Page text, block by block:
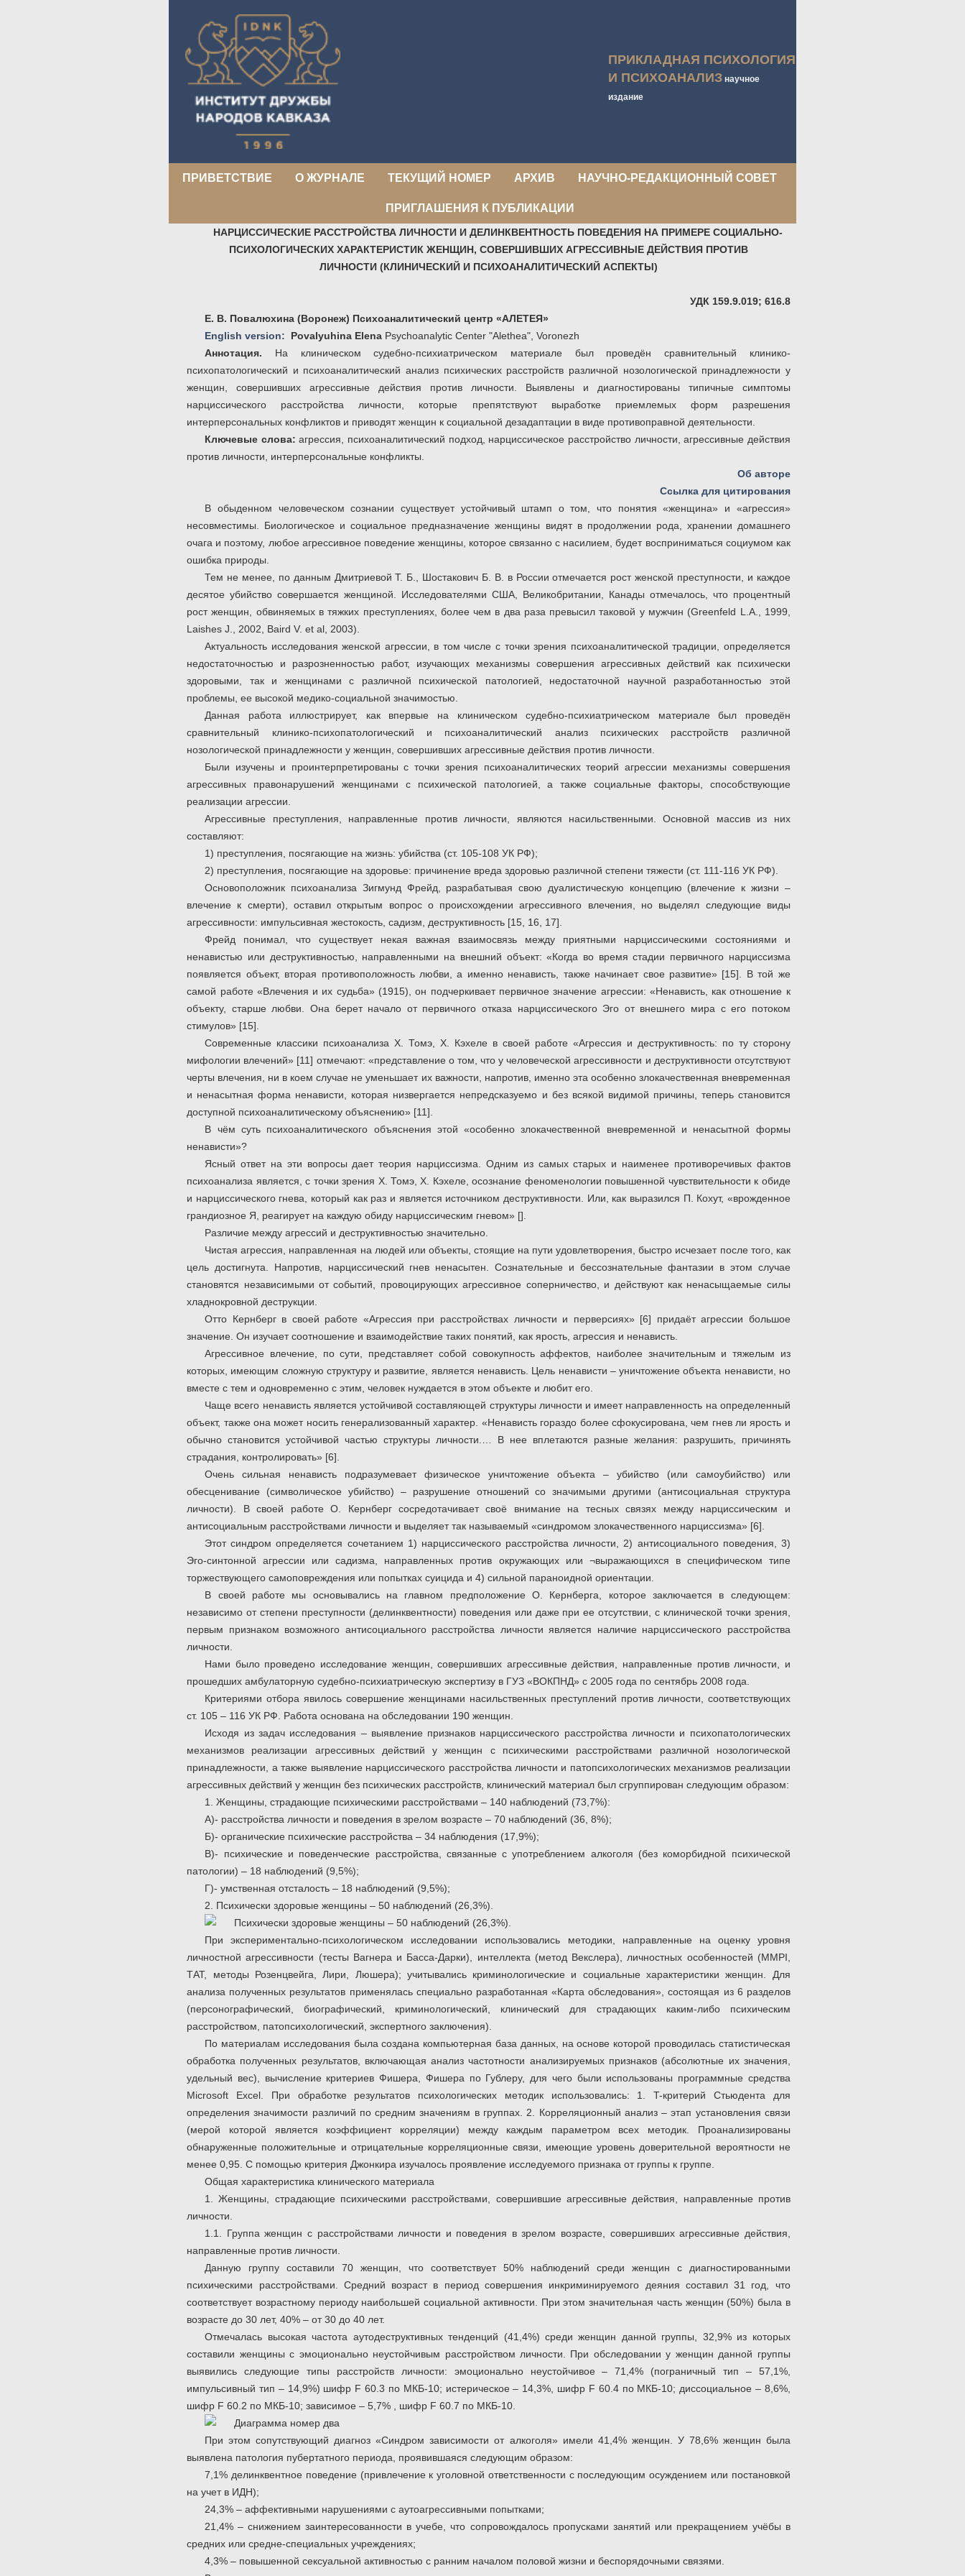
ПРИКЛАДНАЯ ПСИХОЛОГИЯ
И ПСИХОАНАЛИЗ научное
издание
ПРИВЕТСТВИЕ О ЖУРНАЛЕ ТЕКУЩИЙ НОМЕР АРХИВ НАУЧНО-РЕДАКЦИОННЫЙ СОВЕТ
ПРИГЛАШЕНИЯ К ПУБЛИКАЦИИ
НАРЦИССИЧЕСКИЕ РАССТРОЙСТВА ЛИЧНОСТИ И ДЕЛИНКВЕНТНОСТЬ ПОВЕДЕНИЯ НА ПРИМЕРЕ СОЦИАЛЬНО-
ПСИХОЛОГИЧЕСКИХ ХАРАКТЕРИСТИК ЖЕНЩИН, СОВЕРШИВШИХ АГРЕССИВНЫЕ ДЕЙСТВИЯ ПРОТИВ
ЛИЧНОСТИ (КЛИНИЧЕСКИЙ И ПСИХОАНАЛИТИЧЕСКИЙ АСПЕКТЫ)
УДК 159.9.019; 616.8
Е. В. Повалюхина (Воронеж) Психоаналитический центр «АЛЕТЕЯ»
English version:
Povalyuhina Elena Psychoanalytic Center "Alethea", Voronezh
Аннотация. На клиническом судебно-психиатрическом материале был проведён сравнительный клинико-
психопатологический и психоаналитический анализ психических расстройств различной нозологической принадлежности у
женщин, совершивших агрессивные действия против личности. Выявлены и диагностированы типичные симптомы
нарциссического расстройства личности, которые препятствуют выработке приемлемых форм разрешения
интерперсональных конфликтов и приводят женщин к социальной дезадаптации в виде противоправной деятельности.
Ключевые слова:агрессия, психоаналитический подход, нарциссическое расстройство личности, агрессивные действия
против личности, интерперсональные конфликты.
Об авторе
Ссылка для цитирования
В обыденном человеческом сознании существует устойчивый штамп о том, что понятия «женщина» и «агрессия»
несовместимы. Биологическое и социальное предназначение женщины видят в продолжении рода, хранении домашнего
очага и поэтому, любое агрессивное поведение женщины, которое связанно с насилием, будет восприниматься социумом как
ошибка природы.
Тем не менее, по данным Дмитриевой Т. Б., Шостакович Б. В. в России отмечается рост женской преступности, и каждое
десятое убийство совершается женщиной. Исследователями США, Великобритании, Канады отмечалось, что процентный
рост женщин, обвиняемых в тяжких преступлениях, более чем в два раза превысил таковой у мужчин (Greenfeld L.A., 1999,
Laishes J., 2002, Baird V. et al, 2003).
Актуальность исследования женской агрессии, в том числе с точки зрения психоаналитической традиции, определяется
недостаточностью и разрозненностью работ, изучающих механизмы совершения агрессивных действий как психически
здоровыми, так и женщинами с различной психической патологией, недостаточной научной разработанностью этой
проблемы, ее высокой медико-социальной значимостью.
Данная работа иллюстрирует, как впервые на клиническом судебно-психиатрическом материале был проведён
сравнительный клинико-психопатологический и психоаналитический анализ психических расстройств различной
нозологической принадлежности у женщин, совершивших агрессивные действия против личности.
Были изучены и проинтерпретированы с точки зрения психоаналитических теорий агрессии механизмы совершения
агрессивных правонарушений женщинами с психической патологией, а также социальные факторы, способствующие
реализации агрессии.
Агрессивные преступления, направленные против личности, являются насильственными. Основной массив из них
составляют:
1) преступления, посягающие на жизнь: убийства (ст. 105-108 УК РФ);
2) преступления, посягающие на здоровье: причинение вреда здоровью различной степени тяжести (ст. 111-116 УК РФ).
Основоположник психоанализа Зигмунд Фрейд, разрабатывая свою дуалистическую концепцию (влечение к жизни –
влечение к смерти), оставил открытым вопрос о происхождении агрессивного влечения, но выделял следующие виды
агрессивности: импульсивная жестокость, садизм, деструктивность [15, 16, 17].
Фрейд понимал, что существует некая важная взаимосвязь между приятными нарциссическими состояниями и
ненавистью или деструктивностью, направленными на внешний объект: «Когда во время стадии первичного нарциссизма
появляется объект, вторая противоположность любви, а именно ненависть, также начинает свое развитие» [15]. В той же
самой работе «Влечения и их судьба» (1915), он подчеркивает первичное значение агрессии: «Ненависть, как отношение к
объекту, старше любви. Она берет начало от первичного отказа нарциссического Эго от внешнего мира с его потоком
стимулов» [15].
Современные классики психоанализа Х. Томэ, Х. Кэхеле в своей работе «Агрессия и деструктивность: по ту сторону
мифологии влечений» [11] отмечают: «представление о том, что у человеческой агрессивности и деструктивности отсутствуют
черты влечения, ни в коем случае не уменьшает их важности, напротив, именно эта особенно злокачественная вневременная
и ненасытная форма ненависти, которая низвергается непредсказуемо и без всякой видимой причины, теперь становится
доступной психоаналитическому объяснению» [11].
В чём суть психоаналитического объяснения этой «особенно злокачественной вневременной и ненасытной формы
ненависти»?
Ясный ответ на эти вопросы дает теория нарциссизма. Одним из самых старых и наименее противоречивых фактов
психоанализа является, с точки зрения Х. Томэ, Х. Кэхеле, осознание феноменологии повышенной чувствительности к обиде
и нарциссического гнева, который как раз и является источником деструктивности. Или, как выразился П. Кохут, «врожденное
грандиозное Я, реагирует на каждую обиду нарциссическим гневом» [].
Различие между агрессий и деструктивностью значительно.
Чистая агрессия, направленная на людей или объекты, стоящие на пути удовлетворения, быстро исчезает после того, как
цель достигнута. Напротив, нарциссический гнев ненасытен. Сознательные и бессознательные фантазии в этом случае
становятся независимыми от событий, провоцирующих агрессивное соперничество, и действуют как ненасыщаемые силы
хладнокровной деструкции.
Отто Кернберг в своей работе «Агрессия при расстройствах личности и перверсиях» [6] придаёт агрессии большое
значение. Он изучает соотношение и взаимодействие таких понятий, как ярость, агрессия и ненависть.
Агрессивное влечение, по сути, представляет собой совокупность аффектов, наиболее значительным и тяжелым из
которых, имеющим сложную структуру и развитие, является ненависть. Цель ненависти – уничтожение объекта ненависти, но
вместе с тем и одновременно с этим, человек нуждается в этом объекте и любит его.
Чаще всего ненависть является устойчивой составляющей структуры личности и имеет направленность на определенный
объект, также она может носить генерализованный характер. «Ненависть гораздо более сфокусирована, чем гнев ли ярость и
обычно становится устойчивой частью структуры личности.… В нее вплетаются разные желания: разрушить, причинять
страдания, контролировать» [6].
Очень сильная ненависть подразумевает физическое уничтожение объекта – убийство (или самоубийство) или
обесценивание (символическое убийство) – разрушение отношений со значимыми другими (антисоциальная структура
личности). В своей работе О. Кернберг сосредотачивает своё внимание на тесных связях между нарциссическим и
антисоциальным расстройствами личности и выделяет так называемый «синдромом злокачественного нарциссизма» [6].
Этот синдром определяется сочетанием 1) нарциссического расстройства личности, 2) антисоциального поведения, 3)
Эго-синтонной агрессии или садизма, направленных против окружающих или ¬выражающихся в специфическом типе
торжествующего самоповреждения или попытках суицида и 4) сильной параноидной ориентации.
В своей работе мы основывались на главном предположение О. Кернберга, которое заключается в следующем:
независимо от степени преступности (делинквентности) поведения или даже при ее отсутствии, с клинической точки зрения,
первым признаком возможного антисоциального расстройства личности является наличие нарциссического расстройства
личности.
Нами было проведено исследование женщин, совершивших агрессивные действия, направленные против личности, и
прошедших амбулаторную судебно-психиатрическую экспертизу в ГУЗ «ВОКПНД» с 2005 года по сентябрь 2008 года.
Критериями отбора явилось совершение женщинами насильственных преступлений против личности, соответствующих
ст. 105 – 116 УК РФ. Работа основана на обследовании 190 женщин.
Исходя из задач исследования – выявление признаков нарциссического расстройства личности и психопатологических
механизмов реализации агрессивных действий у женщин с психическими расстройствами различной нозологической
принадлежности, а также выявление нарциссического расстройства личности и патопсихологических механизмов реализации
агрессивных действий у женщин без психических расстройств, клинический материал был сгруппирован следующим образом:
1. Женщины, страдающие психическими расстройствами – 140 наблюдений (73,7%):
А)- расстройства личности и поведения в зрелом возрасте – 70 наблюдений (36, 8%);
Б)- органические психические расстройства – 34 наблюдения (17,9%);
В)- психические и поведенческие расстройства, связанные с употреблением алкоголя (без коморбидной психической
патологии) – 18 наблюдений (9,5%);
Г)- умственная отсталость – 18 наблюдений (9,5%);
2. Психически здоровые женщины – 50 наблюдений (26,3%).
При экспериментально-психологическом исследовании использовались методики, направленные на оценку уровня
личностной агрессивности (тесты Вагнера и Басса-Дарки), интеллекта (метод Векслера), личностных особенностей (MMPI,
ТАТ, методы Розенцвейга, Лири, Люшера); учитывались криминологические и социальные характеристики женщин. Для
анализа полученных результатов применялась специально разработанная «Карта обследования», состоящая из 6 разделов
(персонографический, биографический, криминологический, клинический для страдающих каким-либо психическим
расстройством, патопсихологический, экспертного заключения).
По материалам исследования была создана компьютерная база данных, на основе которой проводилась статистическая
обработка полученных результатов, включающая анализ частотности анализируемых признаков (абсолютные их значения,
удельный вес), вычисление критериев Фишера, Фишера по Гублеру, для чего были использованы программные средства
Microsoft Excel. При обработке результатов психологических методик использовались: 1. T-критерий Стьюдента для
определения значимости различий по средним значениям в группах. 2. Корреляционный анализ – этап установления связи
(мерой которой является коэффициент корреляции) между каждым параметром всех методик. Проанализированы
обнаруженные положительные и отрицательные корреляционные связи, имеющие уровень доверительной вероятности не
менее 0,95. С помощью критерия Джонкира изучалось проявление исследуемого признака от группы к группе.
Общая характеристика клинического материала
1. Женщины, страдающие психическими расстройствами, совершившие агрессивные действия, направленные против
личности.
1.1. Группа женщин с расстройствами личности и поведения в зрелом возрасте, совершивших агрессивные действия,
направленные против личности.
Данную группу составили 70 женщин, что соответствует 50% наблюдений среди женщин с диагностированными
психическими расстройствами. Средний возраст в период совершения инкриминируемого деяния составил 31 год, что
соответствует возрастному периоду наибольшей социальной активности. При этом значительная часть женщин (50%) была в
возрасте до 30 лет, 40% – от 30 до 40 лет.
Отмечалась высокая частота аутодеструктивных тенденций (41,4%) среди женщин данной группы, 32,9% из которых
составили женщины с эмоционально неустойчивым расстройством личности. При обследовании у женщин данной группы
выявились следующие типы расстройств личности: эмоционально неустойчивое – 71,4% (пограничный тип – 57,1%,
импульсивный тип – 14,9%) шифр F 60.3 по МКБ-10; истерическое – 14,3%, шифр F 60.4 по МКБ-10; диссоциальное – 8,6%,
шифр F 60.2 по МКБ-10; зависимое – 5,7% , шифр F 60.7 по МКБ-10.
При этом сопутствующий диагноз «Синдром зависимости от алкоголя» имели 41,4% женщин. У 78,6% женщин была
выявлена патология пубертатного периода, проявившаяся следующим образом:
7,1% делинквентное поведение (привлечение к уголовной ответственности с последующим осуждением или постановкой
на учет в ИДН);
24,3% – аффективными нарушениями с аутоагрессивными попытками;
21,4% – снижением заинтересованности в учебе, что сопровождалось пропусками занятий или прекращением учёбы в
средних или средне-специальных учреждениях;
4,3% – повышенной сексуальной активностью с ранним началом половой жизни и беспорядочными связями.